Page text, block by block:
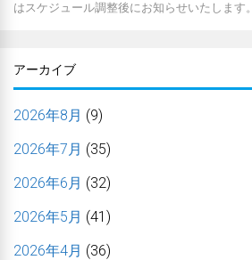
はスケジュール調整後にお知らせいたします。
アーカイブ
2026年8月 (9)
2026年7月 (35)
2026年6月 (32)
2026年5月 (41)
2026年4月 (36)